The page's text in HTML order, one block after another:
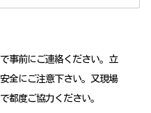
事前にご連絡ください。立
全にご注意下さい。又現場
都度ご協力ください。